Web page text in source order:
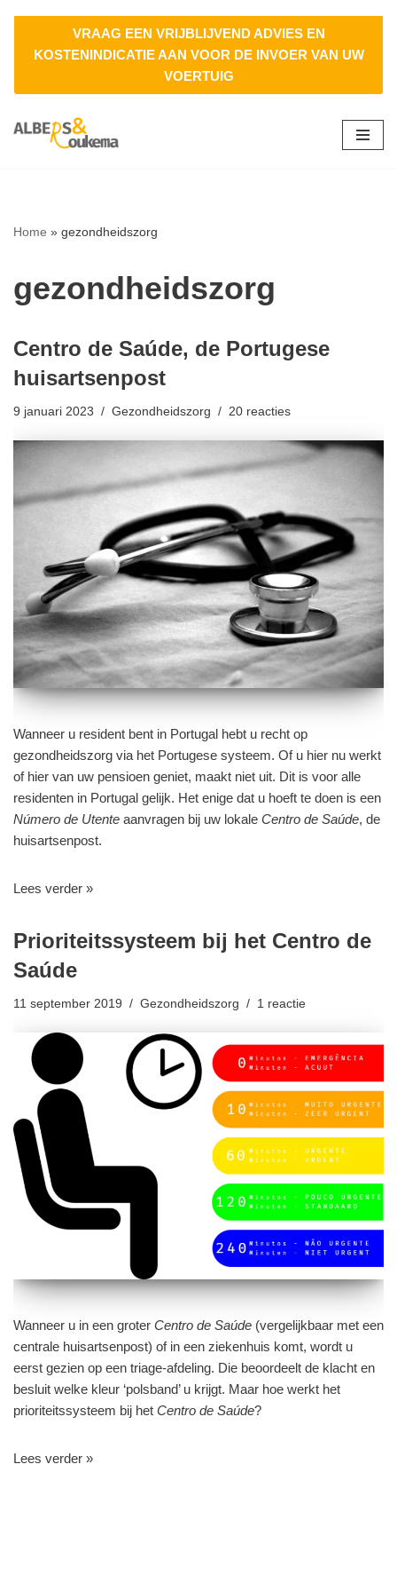
de
VRAAG EEN VRIJBLIJVEND ADVIES EN
KOSTENINDICATIE AAN VOOR DE INVOER VAN UW
VOERTUIG
Home » gezondheidszorg
gezondheidszorg
Centro de Saúde, de Portugese
huisartsenpost
9 januari 2023 Gezondheidszorg 20 reacties
Wanneer u resident bent in Portugal hebt u recht op
gezondheidszorg via het Portugese systeem. Of u hier nu werkt
of hier van uw pensioen geniet, maakt niet uit. Dit is voor alle
residenten in Portugal gelijk. Het enige dat u hoeft te doen is een
Número de Utente aanvragen bij uw lokale Centro de Saúde, de
huisartsenpost.
Lees verder »
Prioriteitssysteem bij het Centro de
Saúde
11 september 2019 Gezondheidszorg 1 reactie
Wanneer u in een groter Centro de Saúde (vergelijkbaar met een
centrale huisartsenpost) of in een ziekenhuis komt, wordt u
eerst gezien op een triage-afdeling. Die beoordeelt de klacht en
besluit welke kleur ‘polsband’ u krijgt. Maar hoe werkt het
prioriteitssysteem bij het Centro de Saúde?
Lees verder »